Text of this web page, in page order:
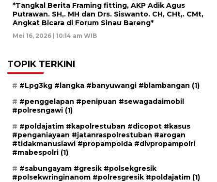
*Tangkal Berita Framing fitting, AKP Adik Agus
Putrawan. SH,. MH dan Drs. Siswanto. CH, CHt,. CMt,
Angkat Bicara di Forum Sinau Bareng*
Mei 16, 2026 | 10:14 am WIB
TOPIK TERKINI
#Lpg3kg #langka #banyuwangi #blambangan (1)
#penggelapan #penipuan #sewagadaimobil
#polresngawi (1)
#poldajatim #kapolrestuban #dicopot #kasus
#penganiayaan #jatanraspolrestuban #arogan
#tidakmanusiawi #propampolda #divpropampolri
#mabespolri (1)
#sabungayam #gresik #polsekgresik
#polsekwringinanom #polresgresik #poldajatim (1)